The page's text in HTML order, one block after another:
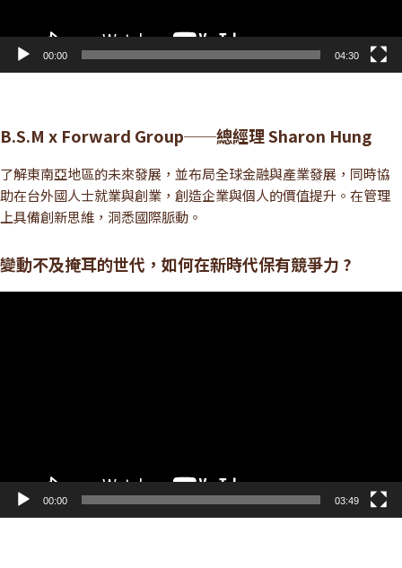
00:00 04:30
B.S.M x Forward Group──總經理 Sharon Hung
了解東南亞地區的未來發展，並布局全球金融與產業發展，同時協
助在台外國人士就業與創業，創造企業與個人的價值提升。在管理
上具備創新思維，洞悉國際脈動。
變動不及掩耳的世代，如何在新時代保有競爭力 ?
00:00 03:49